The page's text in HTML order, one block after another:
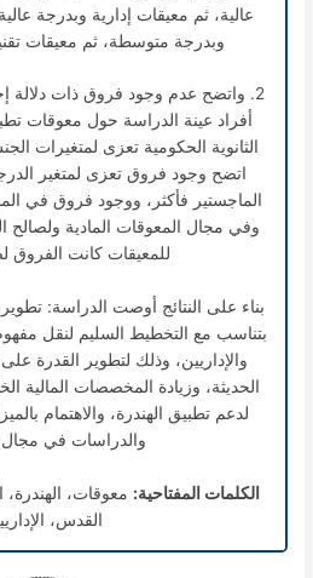
عالية، ثم معيقات إدارية وبدرجة
وبدرجة متوسطة، ثم معيقات
2. واتضح عدم وجود فروق ذات دلالة
أفراد عينة الدراسة حول معوقات
الثانوية الحكومية تعزى لمتغيرات
اتضح وجود فروق تعزى لمتغير
الماجستير فأكثر، ووجود فروق في
وفي مجال المعوقات المادية ولصالح
للمعيقات كانت الفروق
بناء على النتائج أوصت الدراسة:
بتناسب مع التخطيط السليم لنقل
والإداريين، وذلك لتطوير القدرة على
الحديثة، وزيادة المخصصات المالية
لدعم تطبيق الهندرة، والاهتمام
والدراسات في مجال
الكلمات المفتاحية: معوقات،
القدس،